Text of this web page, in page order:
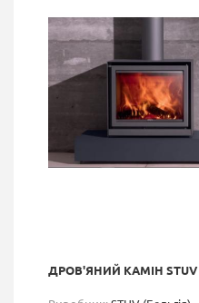
ДРОВ'ЯНИЙ КАМІН STUV